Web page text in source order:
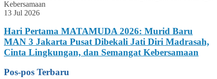
13 Jul 2026
Hari Pertama MATAMUDA 2026: Murid Baru
MAN 3 Jakarta Pusat Dibekali Jati Diri Madrasah,
Cinta Lingkungan, dan Semangat Kebersamaan
Pos-pos Terbaru